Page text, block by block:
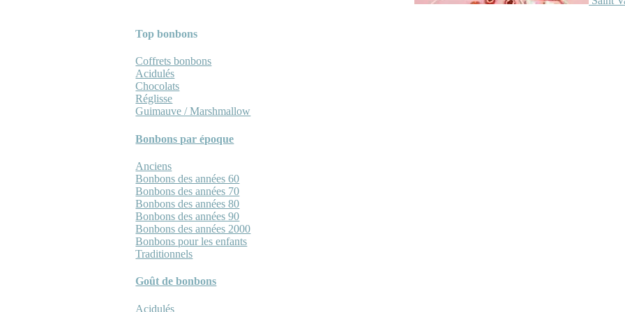
Top bonbons
Coffrets bonbons
Acidulés
Chocolats
Réglisse
Guimauve / Marshmallow
Bonbons par époque
Anciens
Bonbons des années 60
Bonbons des années 70
Bonbons des années 80
Bonbons des années 90
Bonbons des années 2000
Bonbons pour les enfants
Traditionnels
Goût de bonbons
Acidulés